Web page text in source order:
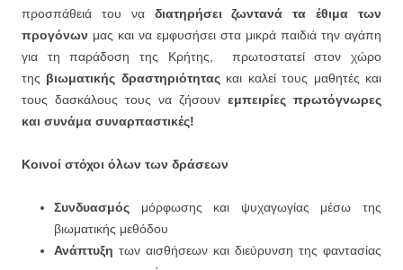
προσπάθειά του να διατηρήσει ζωντανά τα έθιμα των
προγόνων μας και να εμφυσήσει στα μικρά παιδιά την αγάπη
για τη παράδοση της Κρήτης, πρωτοστατεί στον χώρο
της βιωματικής δραστηριότηταςκαι καλεί τους μαθητές και
τους δασκάλους τους να ζήσουν εμπειρίες πρωτόγνωρες
και συνάμα συναρπαστικές!
Κοινοί στόχοι όλων των δράσεων
Συνδυασμός μόρφωσης και ψυχαγωγίας μέσω της
βιωματικής μεθόδου
Ανάπτυξη των αισθήσεων και διεύρυνση της φαντασίας